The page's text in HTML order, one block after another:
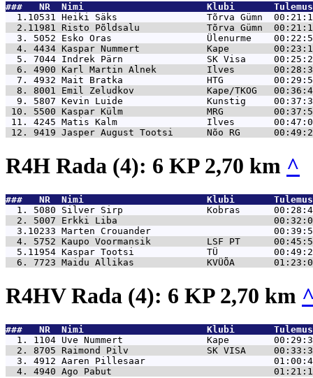
###   NR  Nimi                      Klubi
  1.10531
Heiki Säks                Tõrva Gümn
  2.11981
Risto Põldsalu            Tõrva Gümn
  3. 5052
Esko Oras                 Ülenurme
  4. 4434
Kaspar Nummert            Kape
  5. 7044
Indrek Pärn               SK Visa
  6. 4900
Karl Martin Alnek         Ilves
  7. 4932
Mait Bratka               HTG
  8. 8001
Emil Zeludkov             Kape/TKOG
  9. 5807
Kevin Luide               Kunstig
10. 5500 Kaspar Külm               MRG
11. 4245 Matis Kalm                Ilves
12. 9419 Jasper August Tootsi      Nõo RG
R4H Rada (4): 6 KP 2,70 km ^
###   NR  Nimi                      Klubi
  1. 5080
Silver Sirp               Kobras
  2. 5007
Erkki Liba
  3.10233
Marten Crouander
  4. 5752
Kaupo Voormansik          LSF PT
  5.11954
Kaspar Tootsi             TÜ
  6. 7723
Maidu Allikas             KVÜÕA
R4HV Rada (4): 6 KP 2,70 km
###   NR  Nimi                      Klubi
  1. 1104
Uve Nummert               Kape
  2. 8705
Raimond Pilv              SK VISA
  3. 4912
Aaren Pillesaar
  4. 4940
Ago Pabut